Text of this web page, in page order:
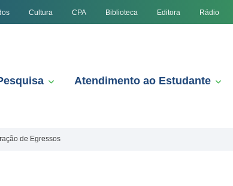
Cultura CPA Biblioteca Editora Rádio
Atendimento ao Estudante
de Egressos